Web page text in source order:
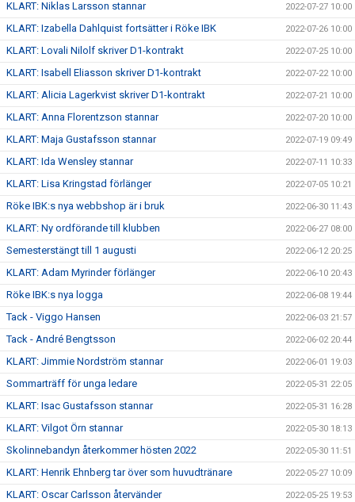
KLART: Niklas Larsson stannar 2022-07-27 10:00
KLART: Izabella Dahlquist fortsätter i Röke IBK 2022-07-26 10:00
KLART: Lovali Nilolf skriver D1-kontrakt 2022-07-25 10:00
KLART: Isabell Eliasson skriver D1-kontrakt 2022-07-22 10:00
KLART: Alicia Lagerkvist skriver D1-kontrakt 2022-07-21 10:00
KLART: Anna Florentzson stannar 2022-07-20 10:00
KLART: Maja Gustafsson stannar 2022-07-19 09:49
KLART: Ida Wensley stannar 2022-07-11 10:33
KLART: Lisa Kringstad förlänger 2022-07-05 10:21
Röke IBK:s nya webbshop är i bruk 2022-06-30 11:43
KLART: Ny ordförande till klubben 2022-06-27 08:00
Semesterstängt till 1 augusti 2022-06-12 20:25
KLART: Adam Myrinder förlänger 2022-06-10 20:43
Röke IBK:s nya logga 2022-06-08 19:44
Tack - Viggo Hansen 2022-06-03 21:57
Tack - André Bengtsson 2022-06-02 20:44
KLART: Jimmie Nordström stannar 2022-06-01 19:03
Sommarträff för unga ledare 2022-05-31 22:05
KLART: Isac Gustafsson stannar 2022-05-31 16:28
KLART: Vilgot Örn stannar 2022-05-30 18:13
Skolinnebandyn återkommer hösten 2022 2022-05-30 11:51
KLART: Henrik Ehnberg tar över som huvudtränare 2022-05-27 10:09
KLART: Oscar Carlsson återvänder 2022-05-25 19:53